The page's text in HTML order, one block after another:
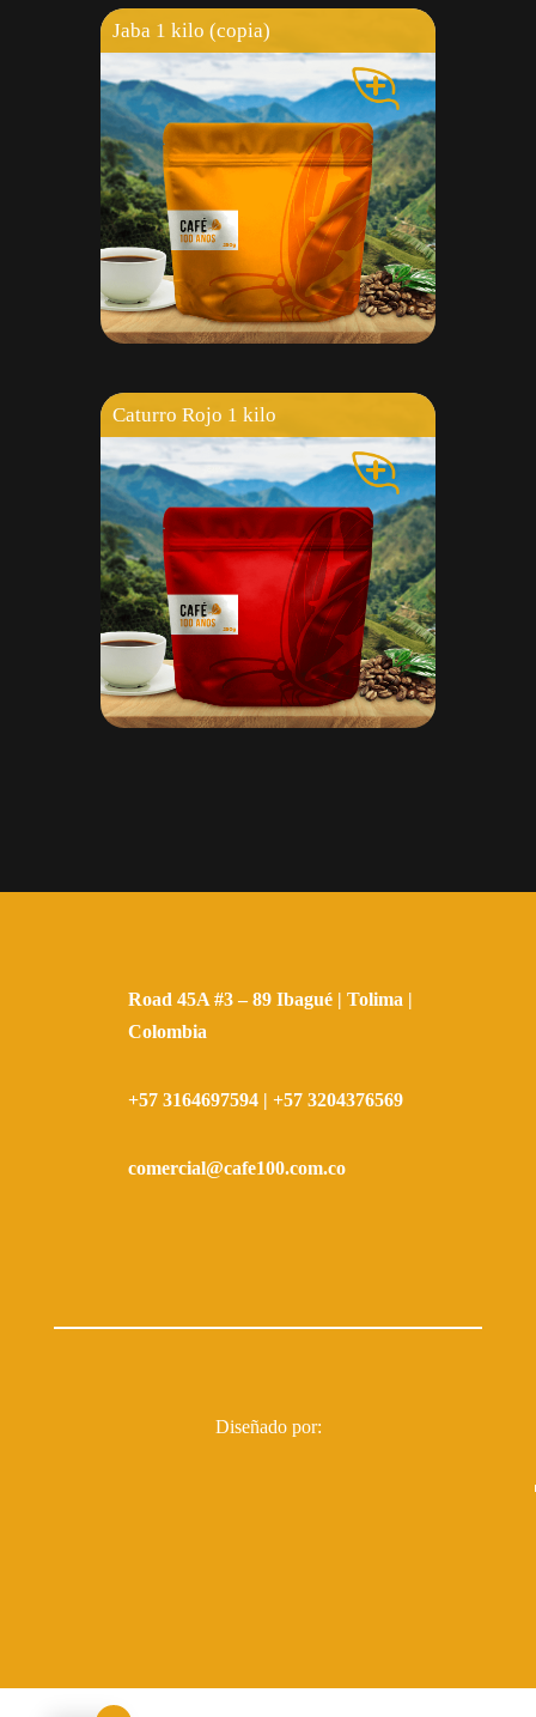
Jaba 1 kilo (copia)
Caturro Rojo 1 kilo
Road 45A #3 – 89 Ibagué | Tolima |
Colombia
+57 3164697594| +57 3204376569
comercial@cafe100.com.co
Diseñado por: